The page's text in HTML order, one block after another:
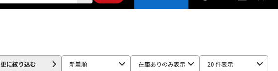
更に絞り込む 新着順 在庫ありのみ表示 20 件表示